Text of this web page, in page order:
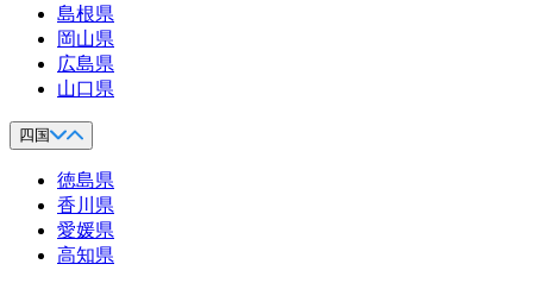
島根県
岡山県
広島県
山口県
四国
徳島県
香川県
愛媛県
高知県